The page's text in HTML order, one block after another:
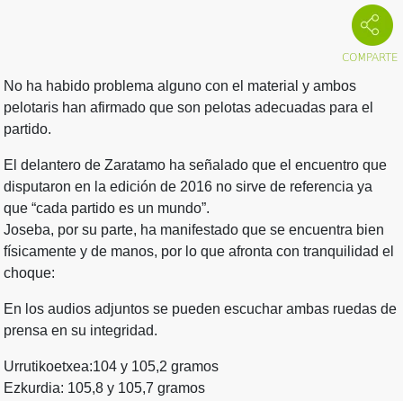
No ha habido problema alguno con el material y ambos
pelotaris han afirmado que son pelotas adecuadas para el
partido.
El delantero de Zaratamo ha señalado que el encuentro que
disputaron en la edición de 2016 no sirve de referencia ya
que “cada partido es un mundo”.
Joseba, por su parte, ha manifestado que se encuentra bien
físicamente y de manos, por lo que afronta con tranquilidad el
choque:
En los audios adjuntos se pueden escuchar ambas ruedas de
prensa en su integridad.
Urrutikoetxea:104 y 105,2 gramos
Ezkurdia: 105,8 y 105,7 gramos